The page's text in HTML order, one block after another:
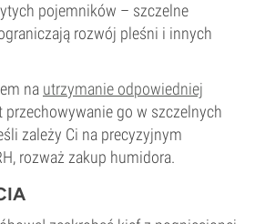
pojemników – szczelne
rozwój pleśni i innych
na utrzymanie odpowiedniej
przechowywanie go w szczelnych
zależy Ci na precyzyjnym
rozważ zakup humidora.